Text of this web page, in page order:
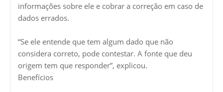
informações sobre ele e cobrar a correção em caso de
dados errados.
“Se ele entende que tem algum dado que não
considera correto, pode contestar. A fonte que deu
origem tem que responder”, explicou.
Benefícios